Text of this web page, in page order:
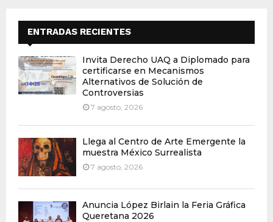
ENTRADAS RECIENTES
Invita Derecho UAQ a Diplomado para
certificarse en Mecanismos
Alternativos de Solución de
Controversias
7 agosto, 2026
Llega al Centro de Arte Emergente la
muestra México Surrealista
7 agosto, 2026
Anuncia López Birlain la Feria Gráfica
Queretana 2026